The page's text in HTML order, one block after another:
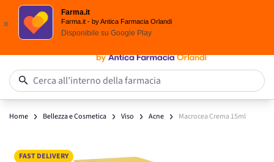
x
Farma.it
Farma.it - by Antica Farmacia Orlandi
Disponibile su Google Play
Salta al contenuto
Cerca all’interno della farmacia
Home Bellezza e Cosmetica Viso Acne Macrocea Crema 15ml
FAST DELIVERY
Main image
Click to view image in fullscreen